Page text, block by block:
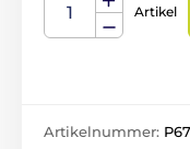
Artikel
Artikelnummer: